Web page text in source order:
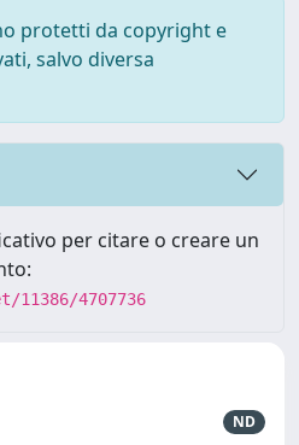
protetti da copyright e
salvo diversa
per citare o creare un
4707736
ND